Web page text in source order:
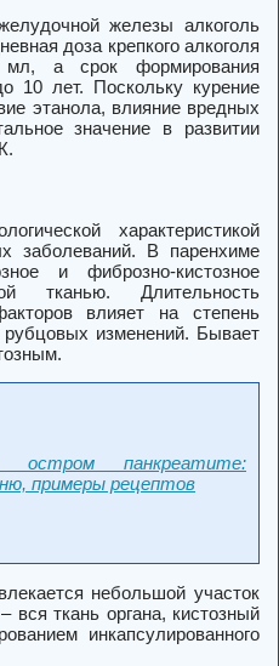
железы алкоголь
доза крепкого алкоголя
а срок формирования
10 лет. Поскольку курение
этанола, влияние вредных
значение в развитии
характеристикой
заболеваний. В паренхиме
и фиброзно-кистозное
тканью. Длительность
влияет на степень
изменений. Бывает
панкреатите:
примеры рецептов
небольшой участок
ткань органа, кистозный
инкапсулированного